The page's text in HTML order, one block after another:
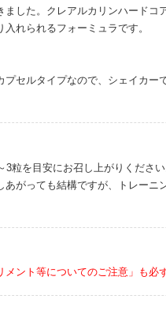
ました。クレアルカリンハード
れられるフォーミュラです。
セルタイプなので、シェイカ
3粒を目安にお召し上がりください
あがっても結構ですが、トレーニ
ント等についてのご注意」も必